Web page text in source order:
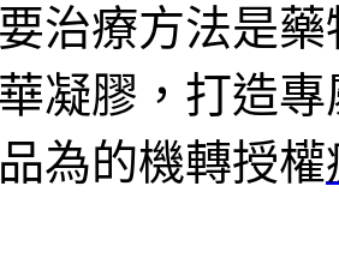
治療方法是
凝膠，打造
為的機轉授權